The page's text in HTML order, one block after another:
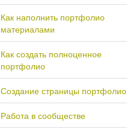
Как наполнить портфолио
материалами
Как создать полноценное
портфолио
Создание страницы портфолио
Работа в сообществе